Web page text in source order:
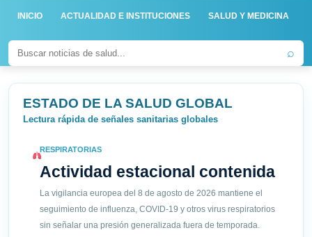
INICIO ACTUALIDAD E INSTITUCIONES SALUD Y MEDICINA
⌕
ESTADO DE LA SALUD GLOBAL
Lectura rápida de señales sanitarias globales
RESPIRATORIAS
Actividad estacional contenida
La vigilancia europea del 8 de agosto de 2026 mantiene el
seguimiento de influenza, COVID-19 y otros virus respiratorios
sin señalar una presión generalizada fuera de temporada.